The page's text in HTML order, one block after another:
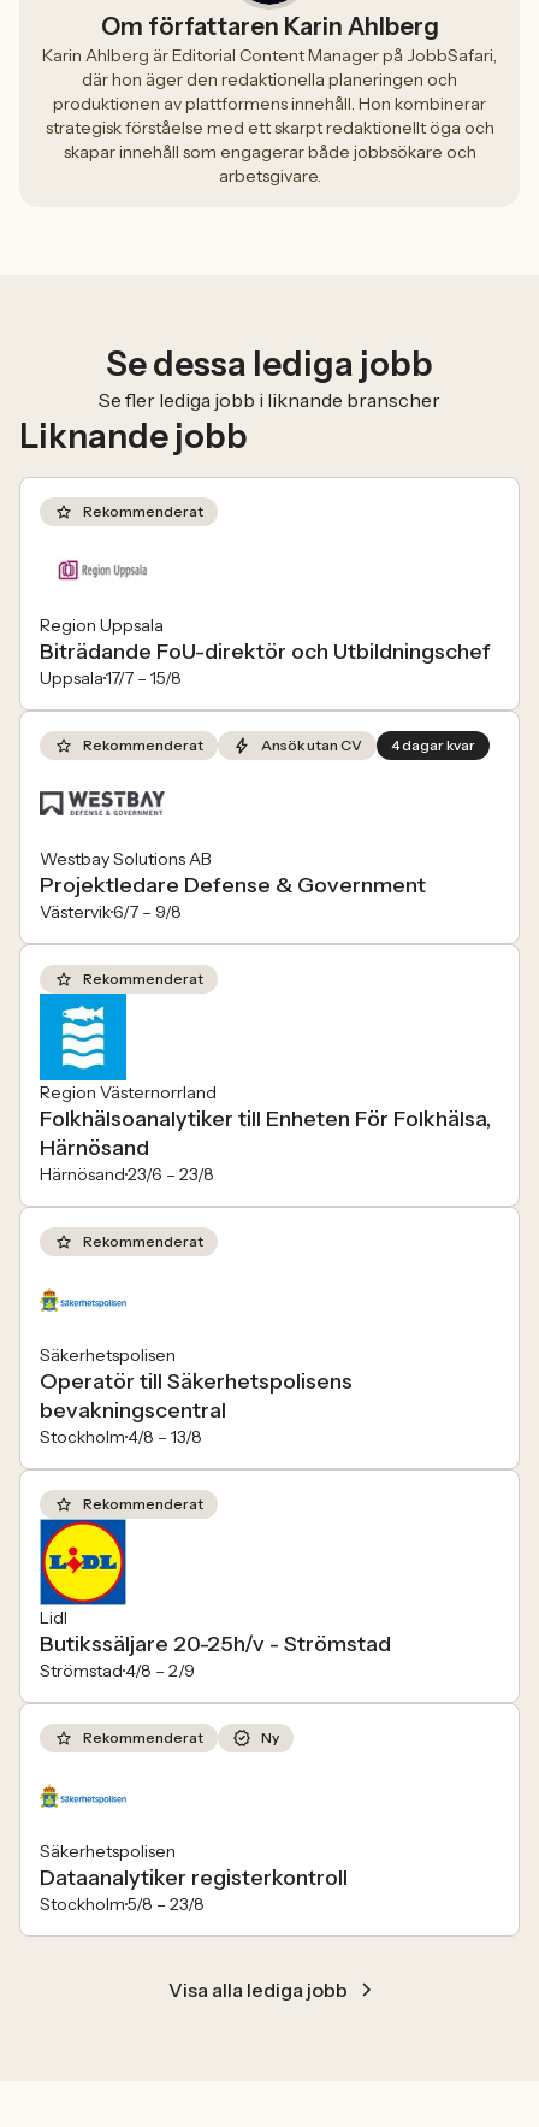
Om författaren Karin Ahlberg
Karin Ahlberg är Editorial Content Manager på JobbSafari,
där hon äger den redaktionella planeringen och
produktionen av plattformens innehåll. Hon kombinerar
strategisk förståelse med ett skarpt redaktionellt öga och
skapar innehåll som engagerar både jobbsökare och
arbetsgivare.
Se dessa lediga jobb
Se fler lediga jobb i liknande branscher
Liknande jobb
Rekommenderat
Region Uppsala
Biträdande FoU-direktör och Utbildningschef
Uppsala17/7 – 15/8
Rekommenderat Ansök utan CV 4 dagar kvar
Westbay Solutions AB
Projektledare Defense & Government
Västervik6/7 – 9/8
Rekommenderat
Region Västernorrland
Folkhälsoanalytiker till Enheten För Folkhälsa,
Härnösand
Härnösand23/6 – 23/8
Rekommenderat
Säkerhetspolisen
Operatör till Säkerhetspolisens
bevakningscentral
Stockholm4/8 – 13/8
Rekommenderat
Lidl
Butikssäljare 20-25h/v - Strömstad
Strömstad4/8 – 2/9
Rekommenderat Ny
Säkerhetspolisen
Dataanalytiker registerkontroll
Stockholm5/8 – 23/8
Visa alla lediga jobb